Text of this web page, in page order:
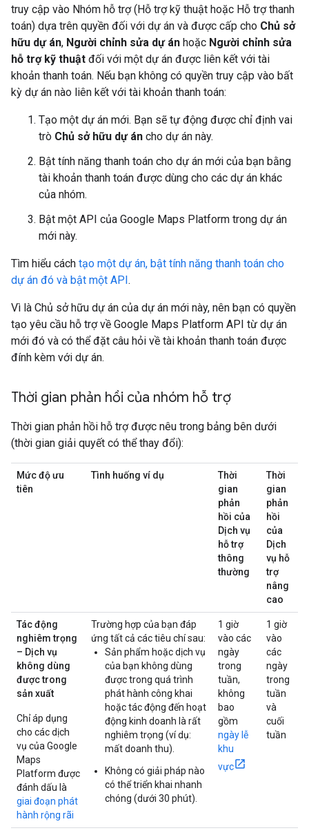
truy cập vào Nhóm hỗ trợ (Hỗ trợ kỹ thuật hoặc Hỗ trợ thanh
toán) dựa trên quyền đối với dự án và được cấp cho Chủ sở
hữu dự án, Người chỉnh sửa dự án hoặc Người chỉnh sửa
hỗ trợ kỹ thuật đối với một dự án được liên kết với tài
khoản thanh toán. Nếu bạn không có quyền truy cập vào bất
kỳ dự án nào liên kết với tài khoản thanh toán:
Tạo một dự án mới. Bạn sẽ tự động được chỉ định vai
trò Chủ sở hữu dự án cho dự án này.
Bật tính năng thanh toán cho dự án mới của bạn bằng
tài khoản thanh toán được dùng cho các dự án khác
của nhóm.
Bật một API của Google Maps Platform trong dự án
mới này.
Tìm hiểu cách tạo một dự án, bật tính năng thanh toán cho
dự án đó và bật một API.
Vì là Chủ sở hữu dự án của dự án mới này, nên bạn có quyền
tạo yêu cầu hỗ trợ về Google Maps Platform API từ dự án
mới đó và có thể đặt câu hỏi về tài khoản thanh toán được
đính kèm với dự án.
Thời gian phản hồi của nhóm hỗ trợ
Thời gian phản hồi hỗ trợ được nêu trong bảng bên dưới
(thời gian giải quyết có thể thay đổi):
Mức độ ưu
tiên
Tình huống ví dụ
Thời
gian
phản
hồi của
Dịch vụ
hỗ trợ
thông
thường
Thời
gian
phản
hồi
của
Dịch
vụ hỗ
trợ
nâng
cao
Tác động
nghiêm trọng
– Dịch vụ
không dùng
được trong
sản xuất
Chỉ áp dụng
cho các dịch
vụ của Google
Maps
Platform được
đánh dấu là
giai đoạn phát
hành rộng rãi
Trường hợp của bạn đáp
ứng tất cả các tiêu chí sau:
Sản phẩm hoặc dịch vụ
của bạn không dùng
được trong quá trình
phát hành công khai
hoặc tác động đến hoạt
động kinh doanh là rất
nghiêm trọng (ví dụ:
mất doanh thu).
Không có giải pháp nào
có thể triển khai nhanh
chóng (dưới 30 phút).
1 giờ
vào các
ngày
trong
tuần,
không
bao
gồm
ngày lễ
khu
vực
1 giờ
vào
các
ngày
trong
tuần
và
cuối
tuần